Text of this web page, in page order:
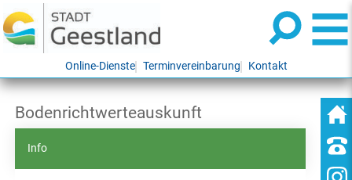
Online-Dienste Terminvereinbarung Kontakt
Bodenrichtwerteauskunft
Info